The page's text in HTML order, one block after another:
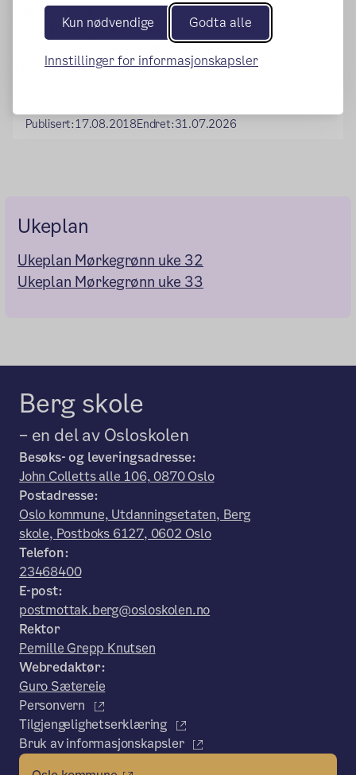
Kun nødvendige Godta alle
Innstillinger for informasjonskapsler
Smartklokker / Mobil
Smartklokker og mobiltelefoner skal til enhver tid være i
skolemodus og ligge i sekken – både i skoletiden og på
Publisert:17.08.2018Endret:31.07.2026
Ukeplan
Ukeplan Mørkegrønn uke 32
Ukeplan Mørkegrønn uke 33
Berg skole
– en del av Osloskolen
Besøks- og leveringsadresse:
John Colletts alle 106, 0870 Oslo
Postadresse:
Oslo kommune, Utdanningsetaten, Berg
skole, Postboks 6127, 0602 Oslo
Telefon:
23468400
E-post:
postmottak.berg@osloskolen.no
Rektor
Pernille Grepp Knutsen
Webredaktør:
Guro Sætereie
Personvern
Tilgjengelighetserklæring
Bruk av informasjonskapsler